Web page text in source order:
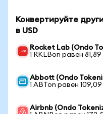
Конвертируйте
в USD
Rocket Lab (Ondo
1 RKLBon равен 81,89
Abbott (Ondo
1 ABTon равен 109,09
Airbnb (Ondo